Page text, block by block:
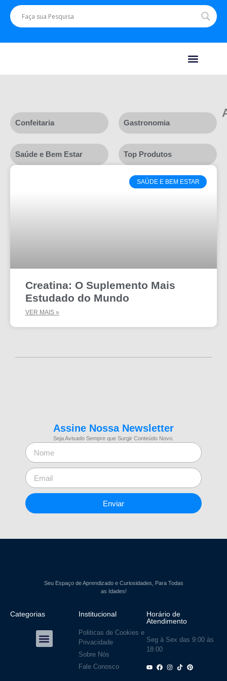
Confeitaria Gastronomia
Saúde e Bem Estar Top Produtos
SAÚDE E BEM ESTAR
Creatina: O Suplemento Mais
Estudado do Mundo
VER MAIS »
Assine Nossa Newsletter
Seja Avisado Sempre que Surgir Conteúdo Novo.
Enviar
Seu Espaço de Aprendizado e Curiosidades, Para Todas
as Idades!
Categorias Institucional
Politicas de Cookies e
Privacidade
Sobre Nós
Fale Conosco
Horário de
Atendimento
Seg à Sex das 9:00 às
18:00